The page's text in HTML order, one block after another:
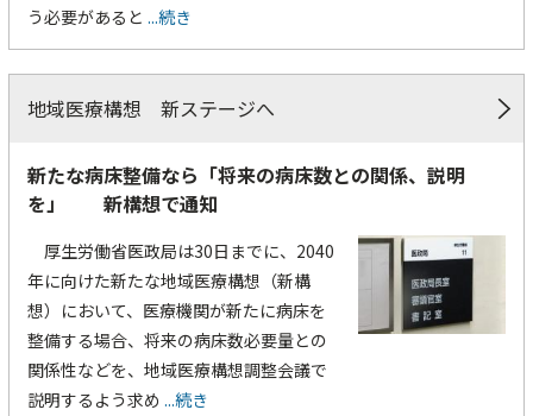
う必要があると ...続き
地域医療構想 新ステージへ
新たな病床整備なら「将来の病床数との関係、説明
を」 新構想で通知
厚生労働省医政局は30日までに、2040
年に向けた新たな地域医療構想（新構
想）において、医療機関が新たに病床を
整備する場合、将来の病床数必要量との
関係性などを、地域医療構想調整会議で
説明するよう求め ...続き